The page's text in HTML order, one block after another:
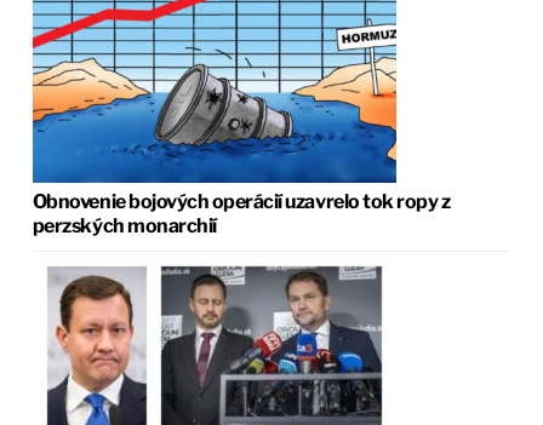
Obnovenie bojových operácií uzavrelo tok ropy z
perzských monarchií